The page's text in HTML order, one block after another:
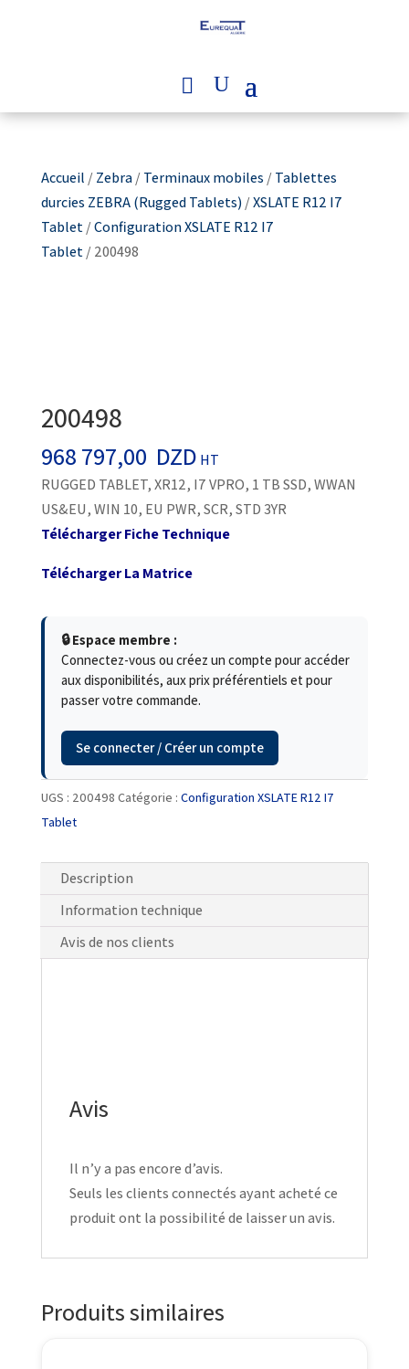
Accueil /Zebra/Terminaux mobiles /Tablettes
durcies ZEBRA (Rugged Tablets)/XSLATE R12 I7
Tablet/Configuration XSLATE R12 I7
Tablet/ 200498
200498
968 797,00 DZD HT
RUGGED TABLET, XR12, I7 VPRO, 1 TB SSD, WWAN
US&EU, WIN 10, EU PWR, SCR, STD 3YR
Télécharger Fiche Technique
Télécharger La Matrice
🔒 Espace membre :
Connectez-vous ou créez un compte pour accéder
aux disponibilités, aux prix préférentiels et pour
passer votre commande.
Se connecter / Créer un compte
UGS : 200498 Catégorie : Configuration XSLATE R12 I7
Tablet
Description
Information technique
Avis de nos clients
Avis
Il n’y a pas encore d’avis.
Seuls les clients connectés ayant acheté ce
produit ont la possibilité de laisser un avis.
Produits similaires